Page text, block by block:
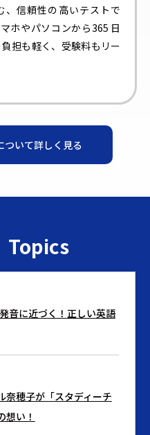
、信頼性の高いテストで
ホやパソコンから365 日
担も軽く、受験料もリー
ついて詳しく見る
音に近づく！正しい英語
奈穂子が「スタディーチ
想い！